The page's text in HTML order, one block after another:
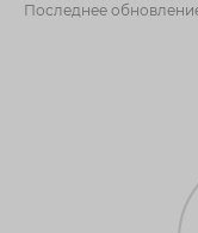
Последнее